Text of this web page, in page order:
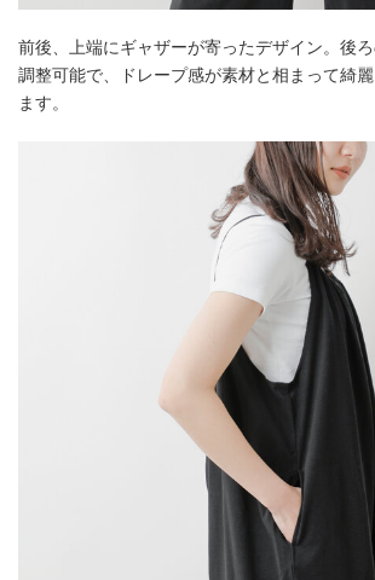
前後、上端にギャザーが寄ったデザイン。後
調整可能で、ドレープ感が素材と相まって綺
ます。